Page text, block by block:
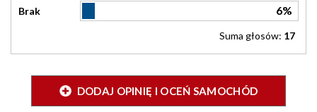
Brak 6%
Suma głosów: 17
DODAJ OPINIĘ I OCEŃ SAMOCHÓD